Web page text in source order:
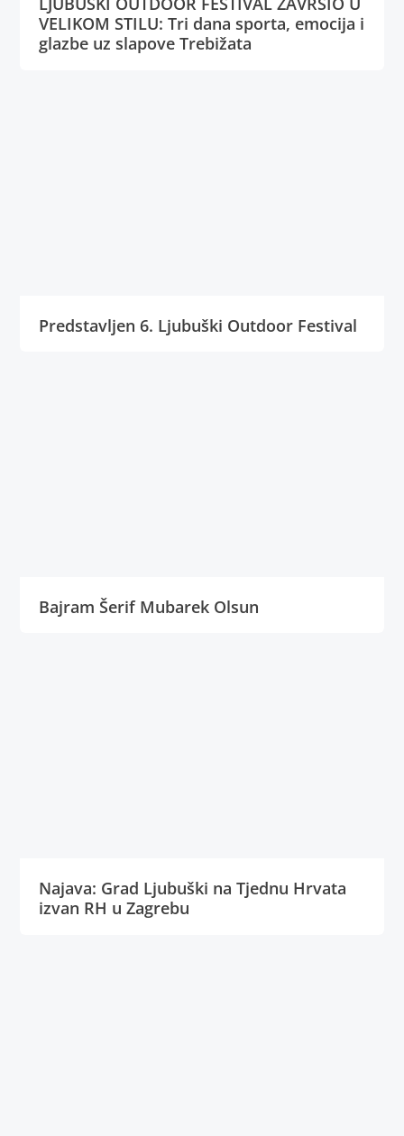
VELIKOM STILU: Tri dana sporta, emocija i
glazbe uz slapove Trebižata
Predstavljen 6. Ljubuški Outdoor Festival
Bajram Šerif Mubarek Olsun
Najava: Grad Ljubuški na Tjednu Hrvata
izvan RH u Zagrebu